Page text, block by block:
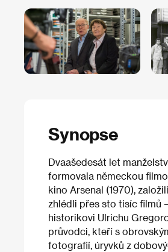
Synopse
Dvaašedesát let
formovala německou
kino Arsenal (1970),
zhlédli přes sto tisíc filmů
historikovi Ulrichu
průvodci, kteří s
fotografií, úryvků z